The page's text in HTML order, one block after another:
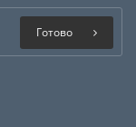
Готово